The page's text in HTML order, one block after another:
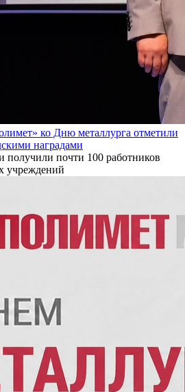
ко Дню металлурга отметили
наградами
получили почти 100 работников
учреждений